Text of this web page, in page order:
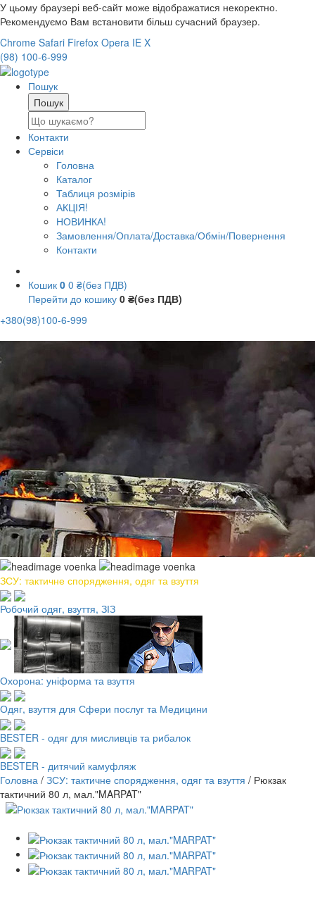
У цьому браузері веб-сайт може відображатися некоректно.
Рекомендуємо Вам встановити більш сучасний браузер.
Chrome Safari Firefox Opera IE X
(98) 100-6-999
Пошук
Контакти
Сервіси
Головна
Каталог
Таблиця розмірів
АКЦІЯ!
НОВИНКА!
Замовлення/Оплата/Доставка/Обмін/Повернення
Контакти
Кошик 0 0 ₴(без ПДВ)
Перейти до кошику 0 ₴(без ПДВ)
+380(98)100-6-999
ЗСУ: тактичне спорядження, одяг та взуття
Робочий одяг, взуття, ЗІЗ
Охорона: уніформа та взуття
Одяг, взуття для Сфери послуг та Медицини
BESTER - одяг для мисливців та рибалок
BESTER - дитячий камуфляж
Головна / ЗСУ: тактичне спорядження, одяг та взуття / Рюкзак
тактичний 80 л, мал."MARPAT"